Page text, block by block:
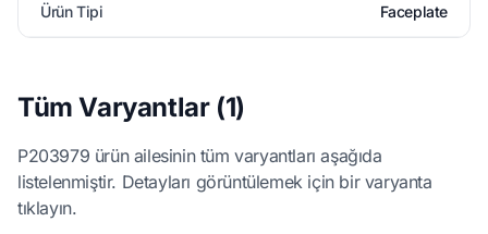
Ürün Tipi Faceplate
Tüm Varyantlar (1)
P203979 ürün ailesinin tüm varyantları aşağıda
listelenmiştir. Detayları görüntülemek için bir varyanta
tıklayın.